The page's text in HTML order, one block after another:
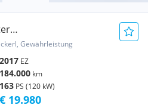
Neu
Gewährleistung
2017 EZ
184.000 km
163 PS (120 kW)
€ 19.980